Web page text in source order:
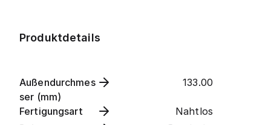
Produktdetails
Außendurchmes
ser (mm)
133.00
Fertigungsart
Nahtlos